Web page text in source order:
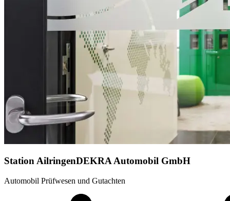
Station AilringenDEKRA Automobil GmbH
Automobil Prüfwesen und Gutachten